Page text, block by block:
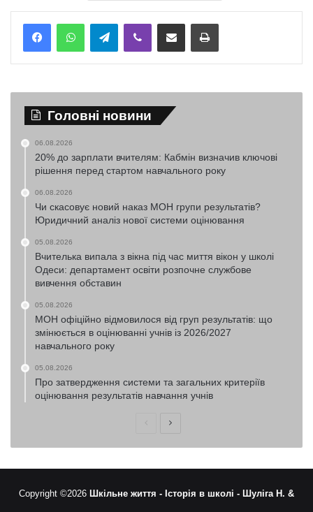
TelegramViber Надіслати електронною поштоюНадрукувати
Головні новини
06.08.2026
20% до зарплати вчителям: Кабмін визначив ключові
рішення перед стартом навчального року
06.08.2026
Чи скасовує новий наказ МОН групи результатів?
Юридичний аналіз нової системи оцінювання
05.08.2026
Вчителька випала з вікна під час миття вікон у школі
Одеси: департамент освіти розпочне службове
вивчення обставин
05.08.2026
МОН офіційно відмовилося від груп результатів: що
змінюється в оцінюванні учнів із 2026/2027
навчального року
05.08.2026
Про затвердження системи та загальних критеріїв
оцінювання результатів навчання учнів
ПопередняНаступна
Copyright ©2026 Шкільне життя - Історія в школі - Шуліга Н. &